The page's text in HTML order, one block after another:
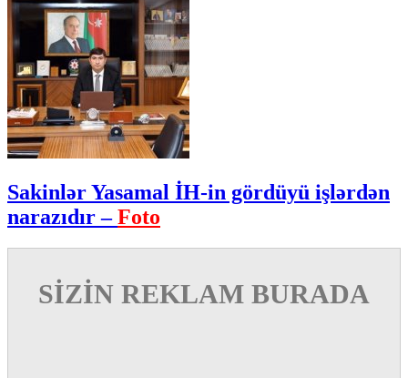
Sakinlər Yasamal İH-in gördüyü işlərdən
narazıdır –Foto
SİZİN REKLAM BURADA